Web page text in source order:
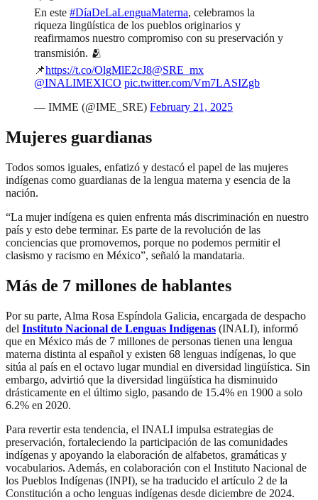
En este #DíaDeLaLenguaMaterna, celebramos la
riqueza lingüística de los pueblos originarios y
reafirmamos nuestro compromiso con su preservación y
transmisión. 🫂
📌https://t.co/OlgMlE2cJ8@SRE_mx
@INALIMEXICO pic.twitter.com/Vm7LASIZgb
— IMME (@IME_SRE) February 21, 2025
Mujeres guardianas
Todos somos iguales, enfatizó y destacó el papel de las mujeres
indígenas como guardianas de la lengua materna y esencia de la
nación.
“La mujer indígena es quien enfrenta más discriminación en nuestro
país y esto debe terminar. Es parte de la revolución de las
conciencias que promovemos, porque no podemos permitir el
clasismo y racismo en México”, señaló la mandataria.
Más de 7 millones de hablantes
Por su parte, Alma Rosa Espíndola Galicia, encargada de despacho
del Instituto Nacional de Lenguas Indígenas (INALI), informó
que en México más de 7 millones de personas tienen una lengua
materna distinta al español y existen 68 lenguas indígenas, lo que
sitúa al país en el octavo lugar mundial en diversidad lingüística. Sin
embargo, advirtió que la diversidad lingüística ha disminuido
drásticamente en el último siglo, pasando de 15.4% en 1900 a solo
6.2% en 2020.
Para revertir esta tendencia, el INALI impulsa estrategias de
preservación, fortaleciendo la participación de las comunidades
indígenas y apoyando la elaboración de alfabetos, gramáticas y
vocabularios. Además, en colaboración con el Instituto Nacional de
los Pueblos Indígenas (INPI), se ha traducido el artículo 2 de la
Constitución a ocho lenguas indígenas desde diciembre de 2024.